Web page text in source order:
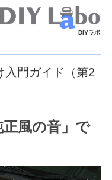
DIYラボ
入門ガイド（第2
風の音」で